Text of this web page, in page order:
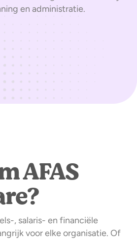
en administratie.
AFAS
, salaris- en financiële
voor elke organisatie. Of